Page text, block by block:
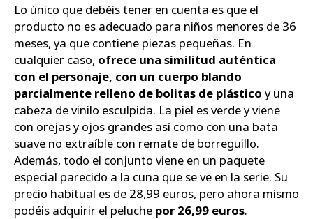
Lo único que debéis tener en cuenta es que el
producto no es adecuado para niños menores de 36
meses, ya que contiene piezas pequeñas. En
cualquier caso, ofrece una similitud auténtica
con el personaje, con un cuerpo blando
parcialmente relleno de bolitas de plástico y una
cabeza de vinilo esculpida. La piel es verde y viene
con orejas y ojos grandes así como con una bata
suave no extraíble con remate de borreguillo.
Además, todo el conjunto viene en un paquete
especial parecido a la cuna que se ve en la serie. Su
precio habitual es de 28,99 euros, pero ahora mismo
podéis adquirir el peluche por 26,99 euros.